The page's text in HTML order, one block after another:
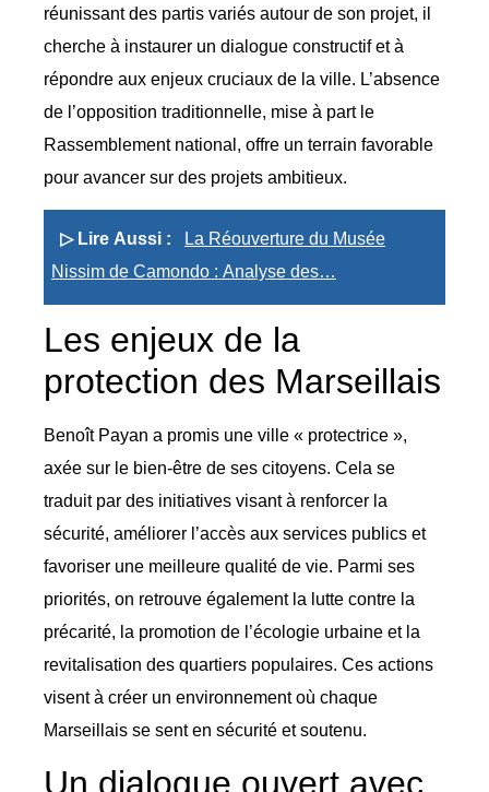
réunissant des partis variés autour de son projet, il
cherche à instaurer un dialogue constructif et à
répondre aux enjeux cruciaux de la ville. L’absence
de l’opposition traditionnelle, mise à part le
Rassemblement national, offre un terrain favorable
pour avancer sur des projets ambitieux.
▷ Lire Aussi :
La Réouverture du Musée
Nissim de Camondo : Analyse des…
Les enjeux de la
protection des Marseillais
Benoît Payan a promis une ville « protectrice »,
axée sur le bien-être de ses citoyens. Cela se
traduit par des initiatives visant à renforcer la
sécurité, améliorer l’accès aux services publics et
favoriser une meilleure qualité de vie. Parmi ses
priorités, on retrouve également la lutte contre la
précarité, la promotion de l’écologie urbaine et la
revitalisation des quartiers populaires. Ces actions
visent à créer un environnement où chaque
Marseillais se sent en sécurité et soutenu.
Un dialogue ouvert avec